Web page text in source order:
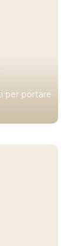
per portare